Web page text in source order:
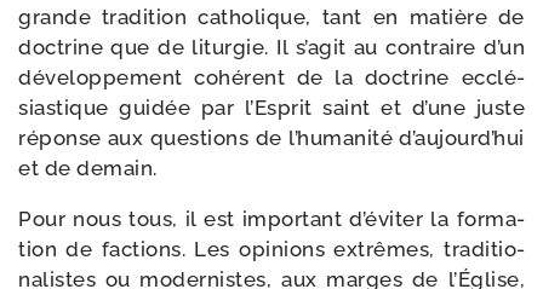
grande tra­di­tion catho­lique, tant en matière de
doc­trine que de litur­gie. Il s’a­git au contraire d’un
déve­lop­pe­ment cohé­rent de la doc­trine ecclé­
sias­tique gui­dée par l’Esprit saint et d’une juste
réponse aux ques­tions de l’hu­ma­ni­té d’au­jourd’­hui
et de demain.
Pour nous tous, il est impor­tant d’é­vi­ter la for­ma­
tion de fac­tions. Les opi­nions extrêmes, tra­di­tio­
na­listes ou moder­nistes, aux marges de l’Église,